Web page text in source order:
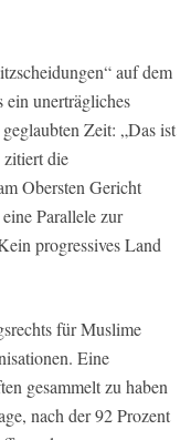
auf dem
ein unerträgliches
Zeit: „Das ist
zitiert die
Obersten Gericht
Parallele zur
progressives Land
für Muslime
Eine
gesammelt zu haben
nach der 92 Prozent